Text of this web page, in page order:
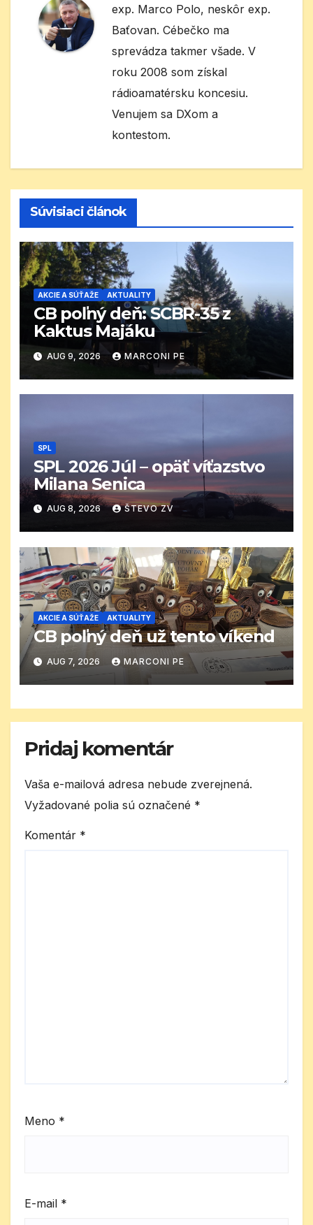
exp. Marco Polo, neskôr exp.
Baťovan. Cébečko ma
sprevádza takmer všade. V
roku 2008 som získal
rádioamatérsku koncesiu.
Venujem sa DXom a
kontestom.
Súvisiaci článok
AKCIE A SÚŤAŽE AKTUALITY
CB poľný deň: SCBR-35 z
Kaktus Majáku
AUG 9, 2026 MARCONI PE
SPL
SPL 2026 Júl – opäť víťazstvo
Milana Senica
AUG 8, 2026 ŠTEVO ZV
AKCIE A SÚŤAŽE AKTUALITY
CB poľný deň už tento víkend
AUG 7, 2026 MARCONI PE
Pridaj komentár
Vaša e-mailová adresa nebude zverejnená.
Vyžadované polia sú označené *
Komentár *
Meno *
E-mail *